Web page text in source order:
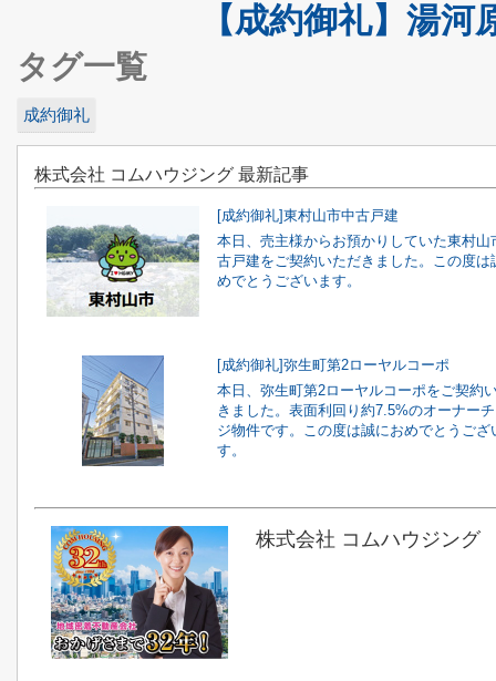
【成約御礼】湯
タグ一覧
成約御礼
株式会社 コムハウジング 最新記事
[成約御礼]東村山市中古戸建
本日、売主様からお預かりしていた東村山
古戸建をご契約いただきました。この度は
めでとうございます。
[成約御礼]弥生町第2ローヤルコーポ
本日、弥生町第2ローヤルコーポをご契約
きました。表面利回り約7.5%のオーナー
ジ物件です。この度は誠におめでとうござ
す。
株式会社 コムハウジング